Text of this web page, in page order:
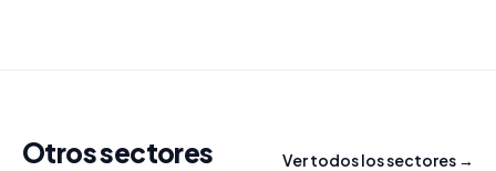
Otros sectores Ver todos los sectores →